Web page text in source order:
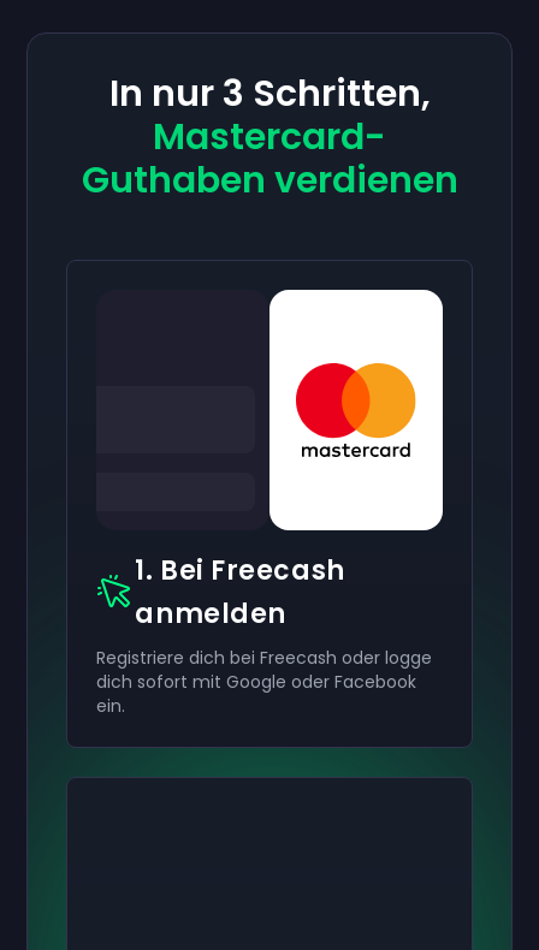
In nur 3 Schritten,
Mastercard-
Guthaben verdienen
1. Bei Freecash
anmelden
Registriere dich bei Freecash oder logge
dich sofort mit Google oder Facebook
ein.